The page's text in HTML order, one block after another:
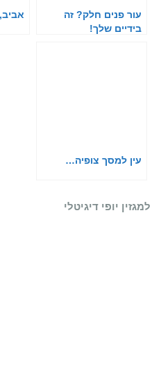
עור פנים חלק? זה
בידיים שלך!
עין למסך צופיה…
למגזין יופי דיגיטלי